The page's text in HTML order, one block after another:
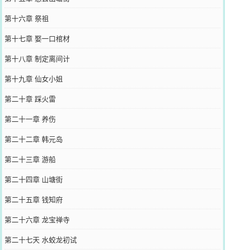
第十六章 祭祖
第十七章 娶一口棺材
第十八章 制定离间计
第十九章 仙女小姐
第二十章 踩火雷
第二十一章 养伤
第二十二章 韩元岛
第二十三章 游船
第二十四章 山塘街
第二十五章 钱知府
第二十六章 龙宝禅寺
第二十七天 水蛟龙初试